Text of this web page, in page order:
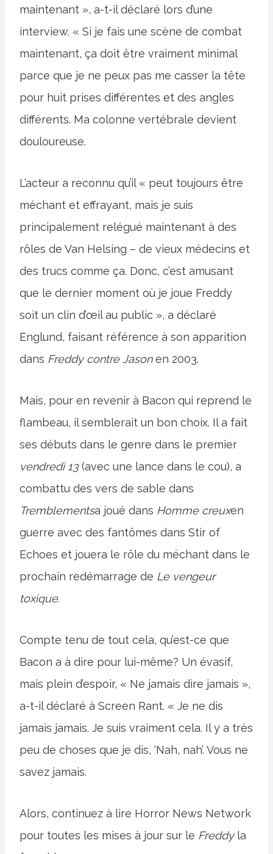
maintenant », a-t-il déclaré lors d’une
interview. « Si je fais une scène de combat
maintenant, ça doit être vraiment minimal
parce que je ne peux pas me casser la tête
pour huit prises différentes et des angles
différents. Ma colonne vertébrale devient
douloureuse.
L’acteur a reconnu qu’il « peut toujours être
méchant et effrayant, mais je suis
principalement relégué maintenant à des
rôles de Van Helsing – de vieux médecins et
des trucs comme ça. Donc, c’est amusant
que le dernier moment où je joue Freddy
soit un clin d’œil au public », a déclaré
Englund, faisant référence à son apparition
dans Freddy contre Jasonen 2003.
Mais, pour en revenir à Bacon qui reprend le
flambeau, il semblerait un bon choix. Il a fait
ses débuts dans le genre dans le premier
vendredi 13(avec une lance dans le cou), a
combattu des vers de sable dans
Tremblementsa joué dans Homme creuxen
guerre avec des fantômes dans Stir of
Echoes et jouera le rôle du méchant dans le
prochain redémarrage de Le vengeur
toxique.
Compte tenu de tout cela, qu’est-ce que
Bacon a à dire pour lui-même? Un évasif,
mais plein d’espoir, « Ne jamais dire jamais »,
a-t-il déclaré à Screen Rant. « Je ne dis
jamais jamais. Je suis vraiment cela. Il y a très
peu de choses que je dis, ‘Nah, nah’. Vous ne
savez jamais.
Alors, continuez à lire Horror News Network
pour toutes les mises à jour sur le Freddyla